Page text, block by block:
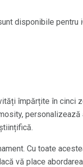
disponibile
împărțite în cinci
personalizează
Cu toate
vă place